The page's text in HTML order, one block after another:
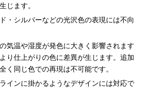
じます。
・シルバーなどの光沢色の表現には不向
気温や湿度が発色に大きく影響されます
り仕上がりの色に差異が生じます。追加
く同じ色での再現は不可能です。
インに掛かるようなデザインには対応で